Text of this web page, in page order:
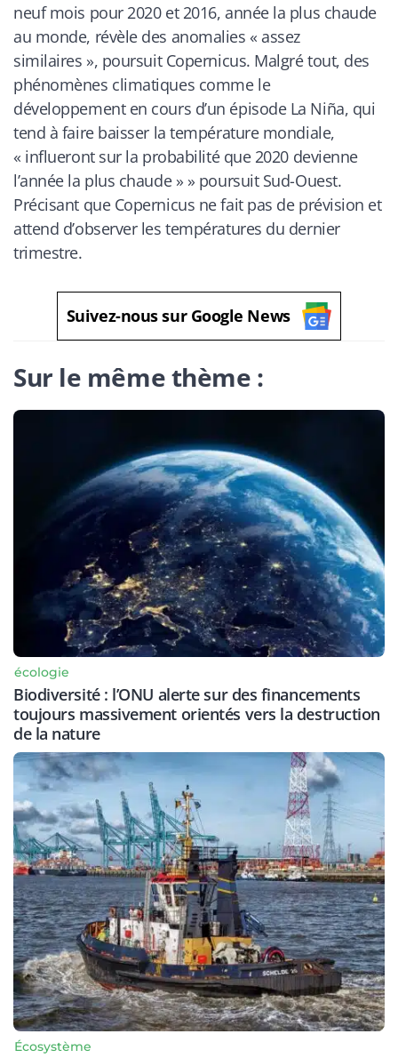
neuf mois pour 2020 et 2016, année la plus chaude
au monde, révèle des anomalies « assez
similaires », poursuit Copernicus. Malgré tout, des
phénomènes climatiques comme le
développement en cours d’un épisode La Niña, qui
tend à faire baisser la température mondiale,
« influeront sur la probabilité que 2020 devienne
l’année la plus chaude » » poursuit Sud-Ouest.
Précisant que Copernicus ne fait pas de prévision et
attend d’observer les températures du dernier
trimestre.
Suivez-nous sur Google News
Sur le même thème :
écologie
Biodiversité : l’ONU alerte sur des financements
toujours massivement orientés vers la destruction
de la nature
Écosystème